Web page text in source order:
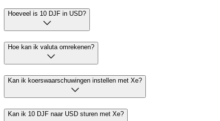
Hoeveel is 10 DJF in USD?
Hoe kan ik valuta omrekenen?
Kan ik koerswaarschuwingen instellen met Xe?
Kan ik 10 DJF naar USD sturen met Xe?